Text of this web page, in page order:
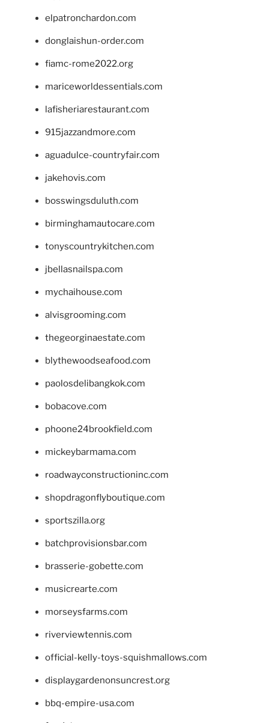
elpatronchardon.com
donglaishun-order.com
fiamc-rome2022.org
mariceworldessentials.com
lafisheriarestaurant.com
915jazzandmore.com
aguadulce-countryfair.com
jakehovis.com
bosswingsduluth.com
birminghamautocare.com
tonyscountrykitchen.com
jbellasnailspa.com
mychaihouse.com
alvisgrooming.com
thegeorginaestate.com
blythewoodseafood.com
paolosdelibangkok.com
bobacove.com
phoone24brookfield.com
mickeybarmama.com
roadwayconstructioninc.com
shopdragonflyboutique.com
sportszilla.org
batchprovisionsbar.com
brasserie-gobette.com
musicrearte.com
morseysfarms.com
riverviewtennis.com
official-kelly-toys-squishmallows.com
displaygardenonsuncrest.org
bbq-empire-usa.com